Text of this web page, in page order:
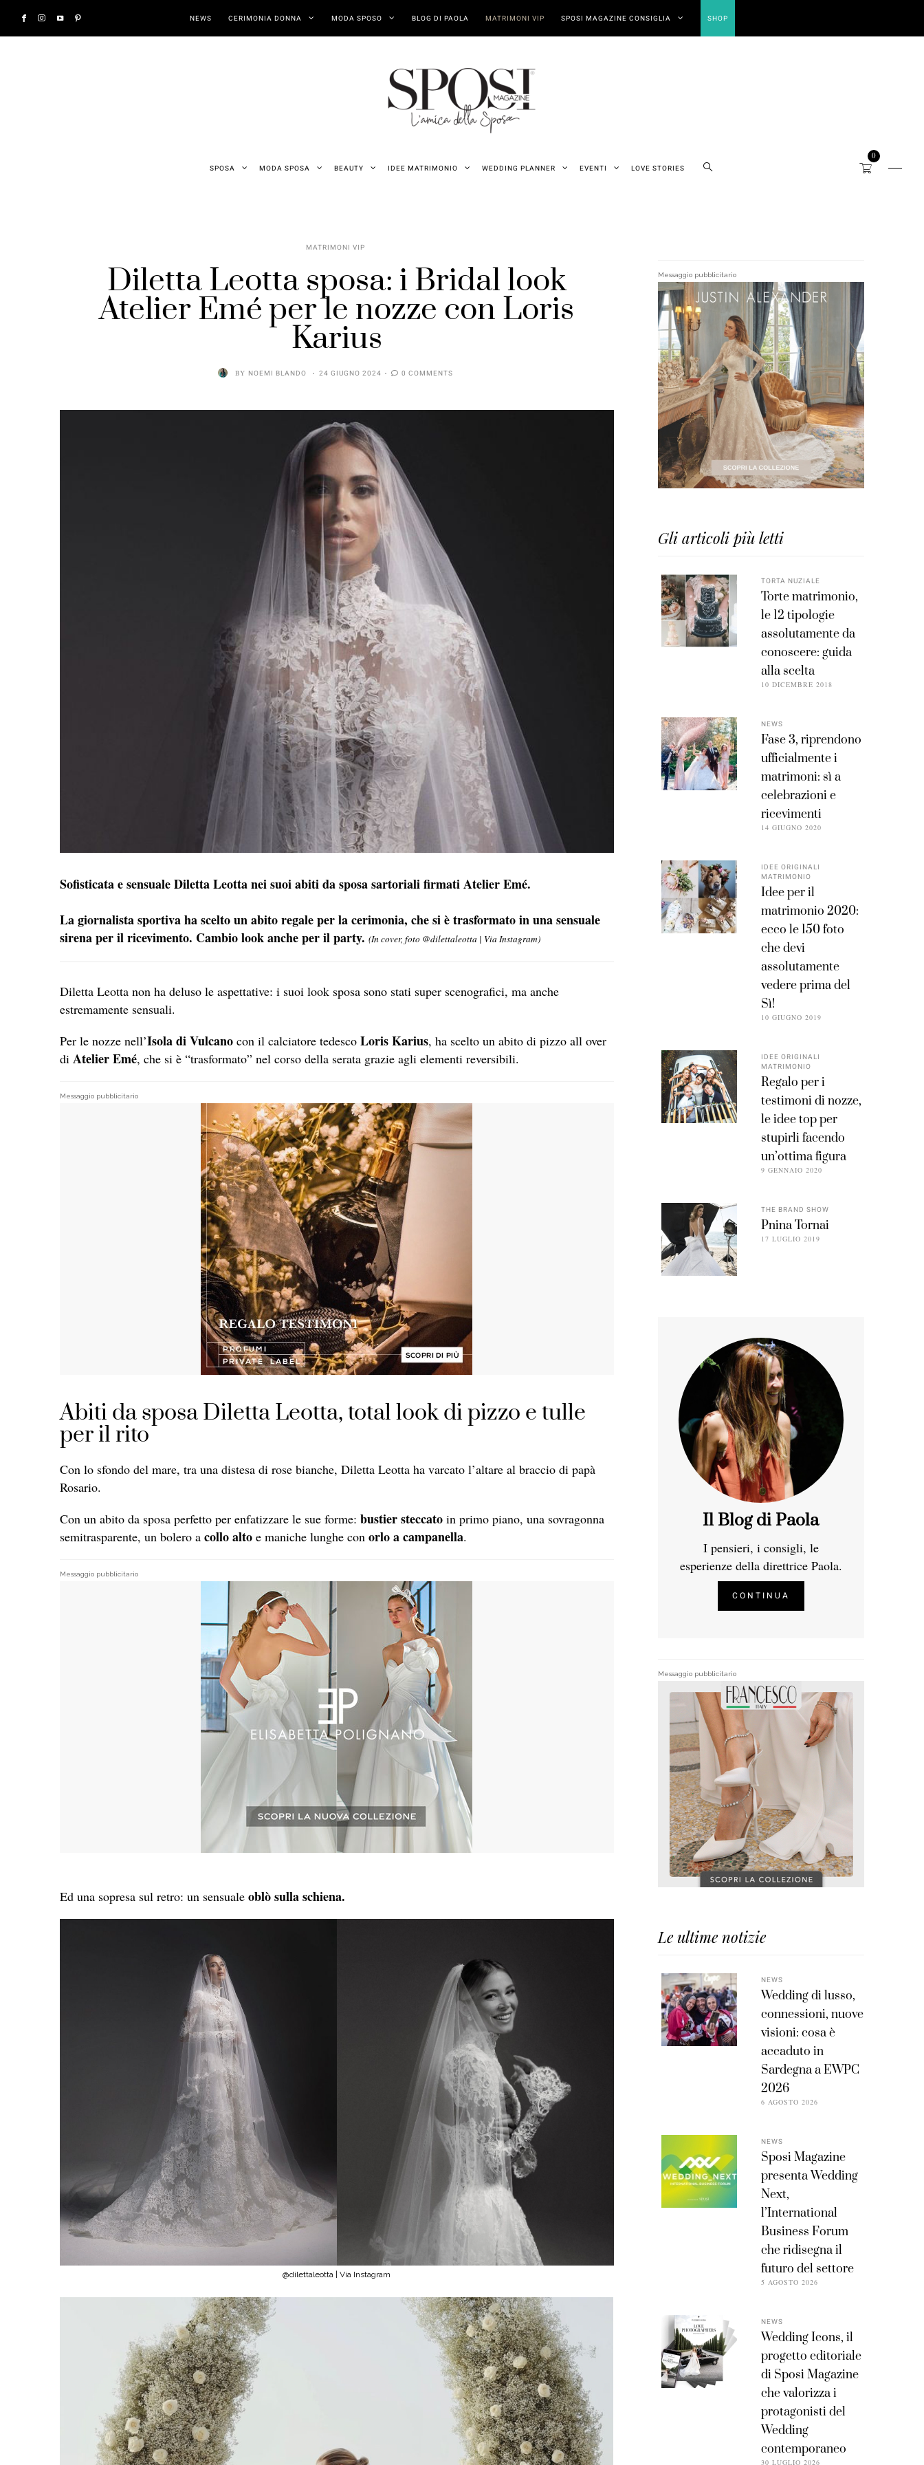
NEWS CERIMONIA DONNA MODA SPOSO BLOG DI PAOLA MATRIMONI VIP SPOSI MAGAZINE CONSIGLIA SHOP
SPOSA MODA SPOSA BEAUTY IDEE MATRIMONIO WEDDING PLANNER EVENTI LOVE STORIES
0
MATRIMONI VIP
Diletta Leotta sposa: i Bridal look
Atelier Emé per le nozze con Loris
Karius
BY NOEMI BLANDO 24 GIUGNO 2024 0 COMMENTS
Sofisticata e sensuale Diletta Leotta nei suoi abiti da sposa sartoriali firmati Atelier Emé.
La giornalista sportiva ha scelto un abito regale per la cerimonia, che si è trasformato in una sensuale
sirena per il ricevimento. Cambio look anche per il party. (In cover, foto @dilettaleotta | Via Instagram)
Diletta Leotta non ha deluso le aspettative: i suoi look sposa sono stati super scenografici, ma anche
estremamente sensuali.
Per le nozze nell’Isola di Vulcano con il calciatore tedesco Loris Karius, ha scelto un abito di pizzo all over
di Atelier Emé, che si è “trasformato” nel corso della serata grazie agli elementi reversibili.
Messaggio pubblicitario
Abiti da sposa Diletta Leotta, total look di pizzo e tulle
per il rito
Con lo sfondo del mare, tra una distesa di rose bianche, Diletta Leotta ha varcato l’altare al braccio di papà
Rosario.
Con un abito da sposa perfetto per enfatizzare le sue forme: bustier steccato in primo piano, una sovragonna
semitrasparente, un bolero a collo alto e maniche lunghe con orlo a campanella.
Messaggio pubblicitario
Ed una sopresa sul retro: un sensuale oblò sulla schiena.
@dilettaleotta | Via Instagram
Messaggio pubblicitario
Gli articoli più letti
TORTA NUZIALE
Torte matrimonio,
le 12 tipologie
assolutamente da
conoscere: guida
alla scelta
10 DICEMBRE 2018
NEWS
Fase 3, riprendono
ufficialmente i
matrimoni: sì a
celebrazioni e
ricevimenti
14 GIUGNO 2020
IDEE ORIGINALI
MATRIMONIO
Idee per il
matrimonio 2020:
ecco le 150 foto
che devi
assolutamente
vedere prima del
Sì!
10 GIUGNO 2019
IDEE ORIGINALI
MATRIMONIO
Regalo per i
testimoni di nozze,
le idee top per
stupirli facendo
un’ottima figura
9 GENNAIO 2020
THE BRAND SHOW
Pnina Tornai
17 LUGLIO 2019
Il Blog di Paola
I pensieri, i consigli, le
esperienze della direttrice Paola.
CONTINUA
Messaggio pubblicitario
Le ultime notizie
NEWS
Wedding di lusso,
connessioni, nuove
visioni: cosa è
accaduto in
Sardegna a EWPC
2026
6 AGOSTO 2026
NEWS
Sposi Magazine
presenta Wedding
Next,
l’International
Business Forum
che ridisegna il
futuro del settore
5 AGOSTO 2026
NEWS
Wedding Icons, il
progetto editoriale
di Sposi Magazine
che valorizza i
protagonisti del
Wedding
contemporaneo
30 LUGLIO 2026